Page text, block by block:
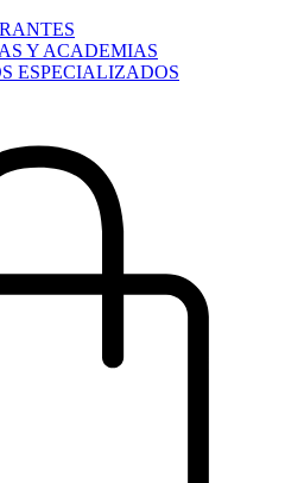
Y ACADEMIAS
ESPECIALIZADOS